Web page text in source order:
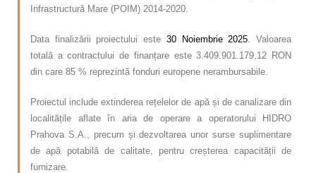
Infrastructură Mare (POIM) 2014-2020.
Data finalizării proiectului este 30 Noiembrie 2025. Valoarea
totală a contractului de finanțare este 3.409.901.179,12 RON
din care 85 % reprezintă fonduri europene nerambursabile.
Proiectul include extinderea rețelelor de apă și de canalizare din
localitățile aflate în aria de operare a operatorului HIDRO
Prahova S.A., precum și dezvoltarea unor surse suplimentare
de apă potabilă de calitate, pentru creșterea capacității de
furnizare.